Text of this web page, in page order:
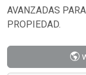
AVANZADAS
PROPIEDAD.